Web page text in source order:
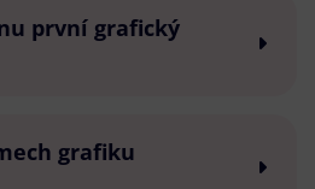
první grafický
grafiku